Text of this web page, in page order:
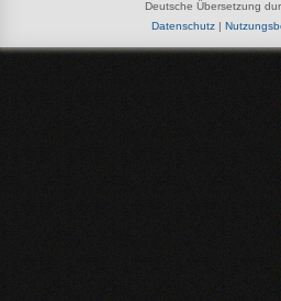
Deutsche Übersetzung
Datenschutz|